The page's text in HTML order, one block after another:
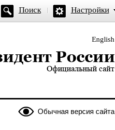
Поиск Настройки
English
— официальный сайт
Обычная версия сайта